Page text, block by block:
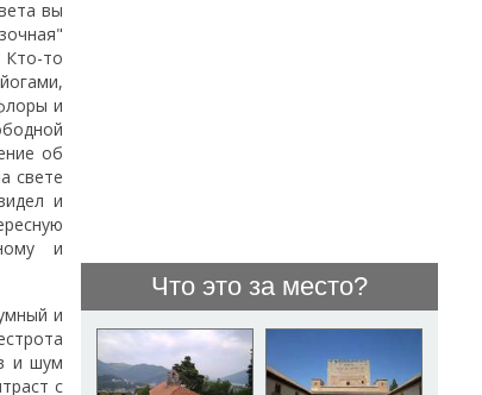
вы
то
и
об
свете
и
и
и
и шум
с
Что это за место?